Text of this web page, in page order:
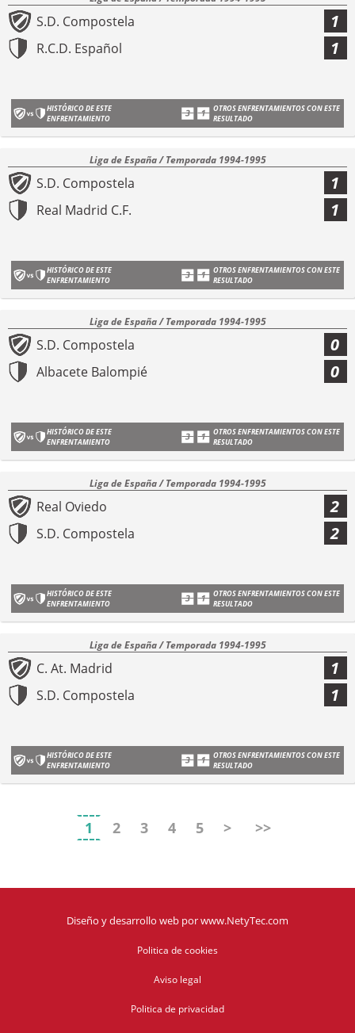
S.D. Compostela 1
R.C.D. Español 1
HISTÓRICO DE ESTE
ENFRENTAMIENTO
OTROS ENFRENTAMIENTOS CON ESTE
RESULTADO
Liga de España / Temporada 1994-1995
S.D. Compostela 1
Real Madrid C.F. 1
HISTÓRICO DE ESTE
ENFRENTAMIENTO
OTROS ENFRENTAMIENTOS CON ESTE
RESULTADO
Liga de España / Temporada 1994-1995
S.D. Compostela 0
Albacete Balompié 0
HISTÓRICO DE ESTE
ENFRENTAMIENTO
OTROS ENFRENTAMIENTOS CON ESTE
RESULTADO
Liga de España / Temporada 1994-1995
Real Oviedo 2
S.D. Compostela 2
HISTÓRICO DE ESTE
ENFRENTAMIENTO
OTROS ENFRENTAMIENTOS CON ESTE
RESULTADO
Liga de España / Temporada 1994-1995
C. At. Madrid 1
S.D. Compostela 1
HISTÓRICO DE ESTE
ENFRENTAMIENTO
OTROS ENFRENTAMIENTOS CON ESTE
RESULTADO
1 2 3 4 5 > >>
Diseño y desarrollo web porwww.NetyTec.com
Politica de cookies
Aviso legal
Politica de privacidad